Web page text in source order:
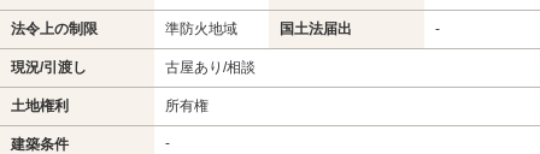
法令上の制限 準防火地域 国土法届出 -
現況/引渡し 古屋あり/相談
土地権利 所有権
建築条件 -